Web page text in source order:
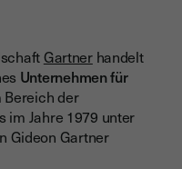
Gartnerhandelt
Unternehmen für
Bereich der
im Jahre 1979 unter
Gideon Gartner